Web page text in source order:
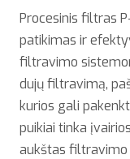
Procesinis filtras
patikimas ir
filtravimo
dujų filtravimą,
kurios gali
puikiai tinka
aukštas